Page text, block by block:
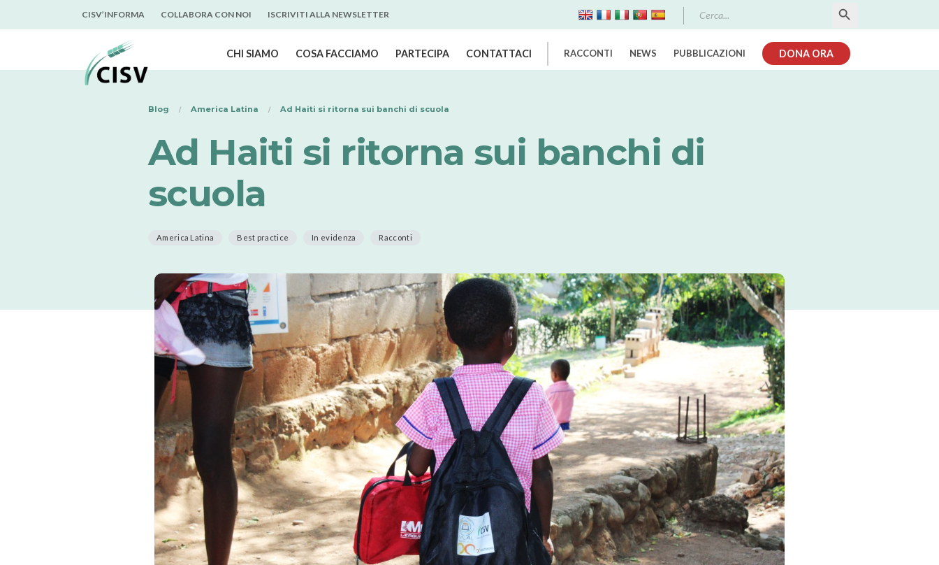
CISV’INFORMA COLLABORA CON NOI ISCRIVITI ALLA NEWSLETTER
for:
CHI SIAMO COSA FACCIAMO PARTECIPA CONTATTACI RACCONTI NEWS PUBBLICAZIONI DONA ORA
Blog America Latina Ad Haiti si ritorna sui banchi di scuola
Ad Haiti si ritorna sui banchi di
scuola
America Latina Best practice In evidenza Racconti